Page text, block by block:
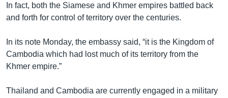
និង​
ចូល​
កាន់​
ទំព័រ​
ស្វែង​
បណ្តាញ​សង្គម
ភាសា
In fact, both the Siamese and Khmer empires battled back
and forth for control of territory over the centuries.
In its note Monday, the embassy said, “it is the Kingdom of
Cambodia which had lost much of its territory from the
Khmer empire.”
Thailand and Cambodia are currently engaged in a military